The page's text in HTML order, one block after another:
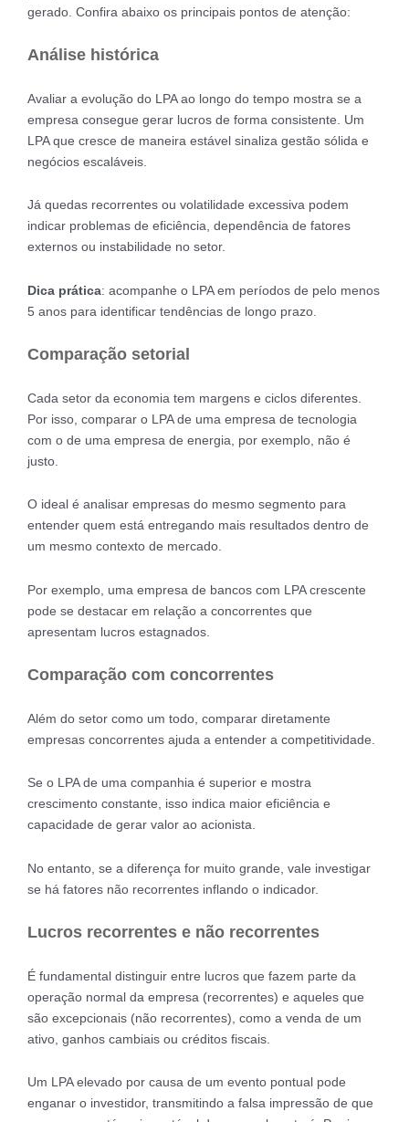
gerado. Confira abaixo os principais pontos de atenção:
Análise histórica
Avaliar a evolução do LPA ao longo do tempo mostra se a
empresa consegue gerar lucros de forma consistente. Um
LPA que cresce de maneira estável sinaliza gestão sólida e
negócios escaláveis.
Já quedas recorrentes ou volatilidade excessiva podem
indicar problemas de eficiência, dependência de fatores
externos ou instabilidade no setor.
Dica prática: acompanhe o LPA em períodos de pelo menos
5 anos para identificar tendências de longo prazo.
Comparação setorial
Cada setor da economia tem margens e ciclos diferentes.
Por isso, comparar o LPA de uma empresa de tecnologia
com o de uma empresa de energia, por exemplo, não é
justo.
O ideal é analisar empresas do mesmo segmento para
entender quem está entregando mais resultados dentro de
um mesmo contexto de mercado.
Por exemplo, uma empresa de bancos com LPA crescente
pode se destacar em relação a concorrentes que
apresentam lucros estagnados.
Comparação com concorrentes
Além do setor como um todo, comparar diretamente
empresas concorrentes ajuda a entender a competitividade.
Se o LPA de uma companhia é superior e mostra
crescimento constante, isso indica maior eficiência e
capacidade de gerar valor ao acionista.
No entanto, se a diferença for muito grande, vale investigar
se há fatores não recorrentes inflando o indicador.
Lucros recorrentes e não recorrentes
É fundamental distinguir entre lucros que fazem parte da
operação normal da empresa (recorrentes) e aqueles que
são excepcionais (não recorrentes), como a venda de um
ativo, ganhos cambiais ou créditos fiscais.
Um LPA elevado por causa de um evento pontual pode
enganar o investidor, transmitindo a falsa impressão de que